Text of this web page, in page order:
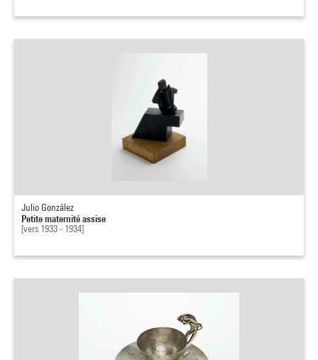
Julio González
Petite maternité assise
[vers 1933 - 1934]